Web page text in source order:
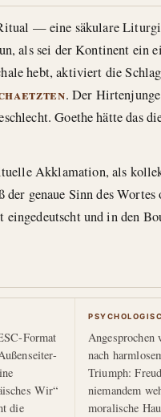
— eine säkulare
als sei der Kontinent ein
hebt, aktiviert die
. Der
Goethe hätte das
Akklamation, als
genaue Sinn des
und in den
Format
Wir“
die
Angesprochen
nach
Triumph:
niemandem
moralische